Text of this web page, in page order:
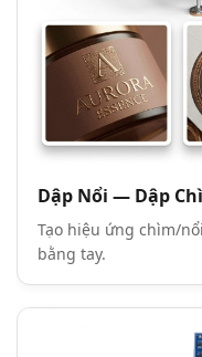
Dập Nổi — Dập
Tạo hiệu ứng chìm/
bằng tay.